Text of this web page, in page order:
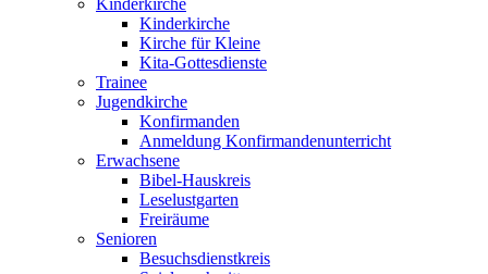
Kinderkirche
Kirche für Kleine
Kita-Gottesdienste
Trainee
Jugendkirche
Konfirmanden
Anmeldung Konfirmandenunterricht
Erwachsene
Bibel-Hauskreis
Leselustgarten
Freiräume
Senioren
Besuchsdienstkreis